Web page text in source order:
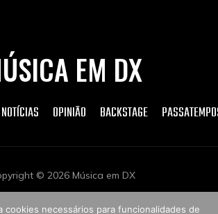
EM DX
NOTÍCIAS OPINIÃO BACKSTAGE
© 2026 Música em DX
cookies necessários para funcionalidades de